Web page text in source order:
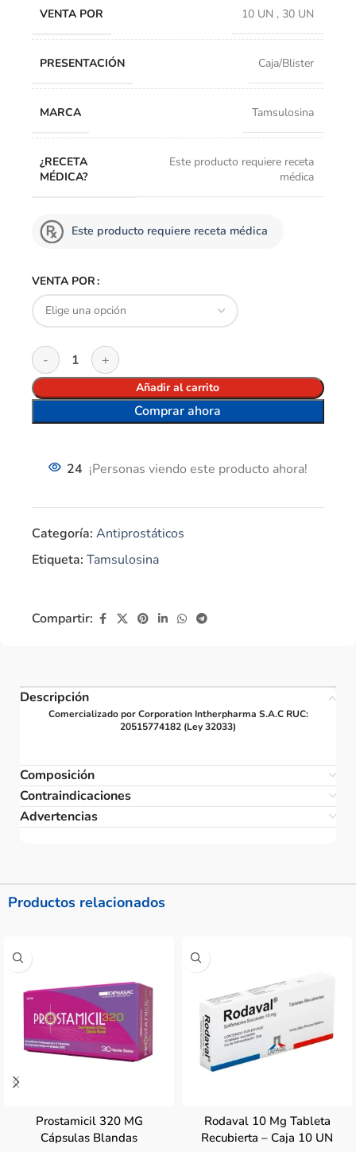
VENTA POR 10 UN , 30 UN
PRESENTACIÓN Caja/Blister
MARCA Tamsulosina
¿RECETA
MÉDICA?
Este producto requiere receta
médica
Este producto requiere receta médica
VENTA POR
Añadir al carrito
Comprar ahora
24 ¡Personas viendo este producto ahora!
Categoría: Antiprostáticos
Etiqueta: Tamsulosina
Compartir:
Descripción
Comercializado por Corporation Intherpharma S.A.C RUC:
20515774182 (Ley 32033)
Composición
Contraindicaciones
Advertencias
Productos relacionados
Prostamicil 320 MG
Cápsulas Blandas
Rodaval 10 Mg Tableta
Recubierta – Caja 10 UN